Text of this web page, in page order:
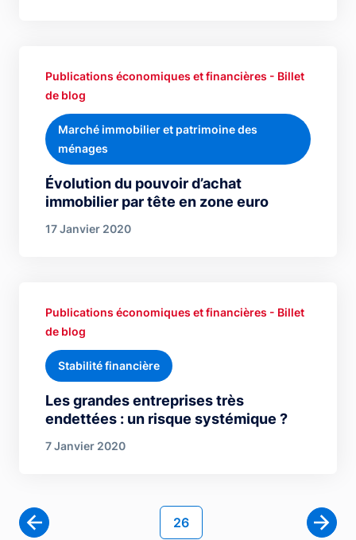
Évolution du pouvoir d’achat
immobilier par tête en zone euro
Publications économiques et financières - Billet
de blog
Marché immobilier et patrimoine des
ménages
17 Janvier 2020
Les grandes entreprises très
endettées : un risque systémique ?
Publications économiques et financières - Billet
de blog
Stabilité financière
7 Janvier 2020
Page courante
26
Page